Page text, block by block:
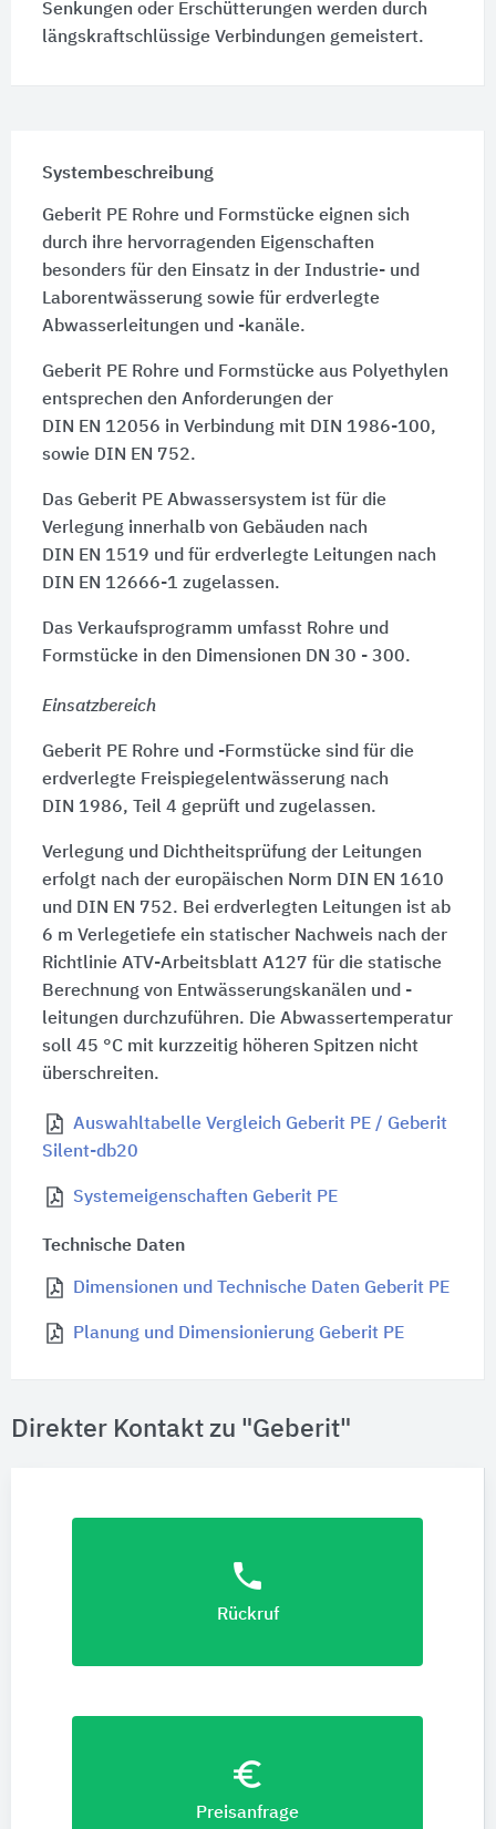
Senkungen oder Erschütterungen werden durch
längskraftschlüssige Verbindungen gemeistert.
Systembeschreibung
Geberit PE Rohre und Formstücke eignen sich
durch ihre hervorragenden Eigenschaften
besonders für den Einsatz in der Industrie- und
Laborentwässerung sowie für erdverlegte
Abwasserleitungen und -kanäle.
Geberit PE Rohre und Formstücke aus Polyethylen
entsprechen den Anforderungen der
DIN EN 12056 in Verbindung mit DIN 1986-100,
sowie DIN EN 752.
Das Geberit PE Abwassersystem ist für die
Verlegung innerhalb von Gebäuden nach
DIN EN 1519 und für erdverlegte Leitungen nach
DIN EN 12666-1 zugelassen.
Das Verkaufsprogramm umfasst Rohre und
Formstücke in den Dimensionen DN 30 - 300.
Einsatzbereich
Geberit PE Rohre und -Formstücke sind für die
erdverlegte Freispiegelentwässerung nach
DIN 1986, Teil 4 geprüft und zugelassen.
Verlegung und Dichtheitsprüfung der Leitungen
erfolgt nach der europäischen Norm DIN EN 1610
und DIN EN 752. Bei erdverlegten Leitungen ist ab
6 m Verlegetiefe ein statischer Nachweis nach der
Richtlinie ATV-Arbeitsblatt A127 für die statische
Berechnung von Entwässerungskanälen und -
leitungen durchzuführen. Die Abwassertemperatur
soll 45 °Cmit kurzzeitig höheren Spitzen nicht
überschreiten.
Auswahltabelle Vergleich Geberit PE / Geberit
Silent-db20
Systemeigenschaften Geberit PE
Technische Daten
Dimensionen und Technische Daten Geberit PE
Planung und Dimensionierung Geberit PE
Direkter Kontakt zu "Geberit"
phone
Rückruf
euro_symbol
Preisanfrage